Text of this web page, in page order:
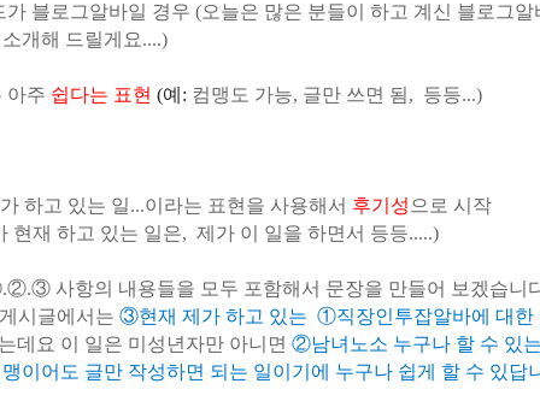
가 블로그알바일 경우 (오늘은 많은 분들이 하고 계신 블로그
개해 드릴게요....)
아주 쉽다는 표현 (예 : 컴맹도 가능, 글만 쓰면 됨, 등등...)
하고 있는 일...이라는 표현을 사용해서 후기성 으로 시작
재 하고 있는 일은, 제가 이 일을 하면서 등등.....)
사항의 내용들을 모두 포함해서 문장을 만들어 보겠습니
시글에서는 ③현재 제가 하고 있는 ①직장인투잡알바에 대한
데요 이 일은 미성년자만 아니면 ②남녀노소 누구나 할 수 있
이어도 글만 작성하면 되는 일이기에 누구나 쉽게 할 수 있답